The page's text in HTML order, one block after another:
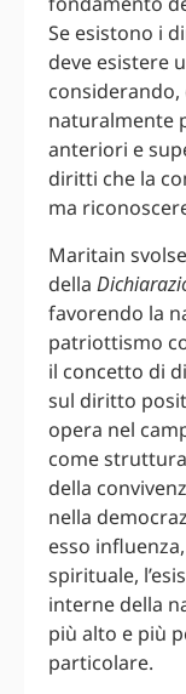
Se esistono i
deve esistere
considerando,
naturalmente
anteriori e
diritti che la
ma
Maritain
della
favorendo la
patriottismo
il concetto di
sul diritto
opera nel
come
della
nella
esso
spirituale,
interne della
più alto e più
particolare.